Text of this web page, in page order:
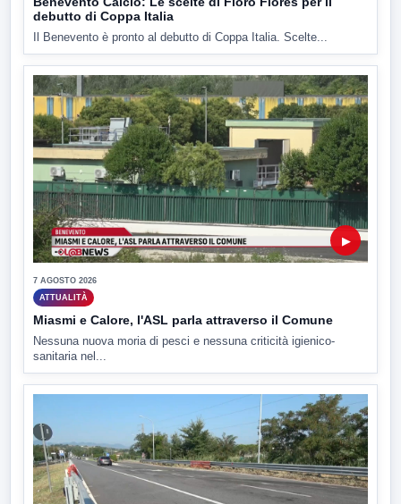
debutto di Coppa Italia
Il Benevento è pronto al debutto di Coppa Italia. Scelte...
▶
7 AGOSTO 2026
ATTUALITÀ
Miasmi e Calore, l'ASL parla attraverso il Comune
Nessuna nuova moria di pesci e nessuna criticità igienico-
sanitaria nel...